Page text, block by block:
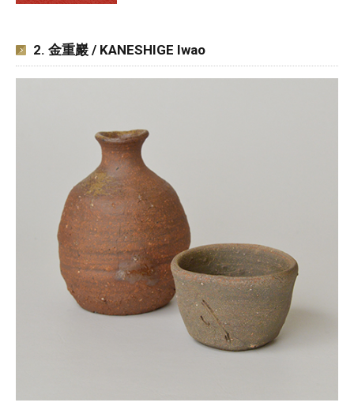
2. 金重巖 / KANESHIGE Iwao